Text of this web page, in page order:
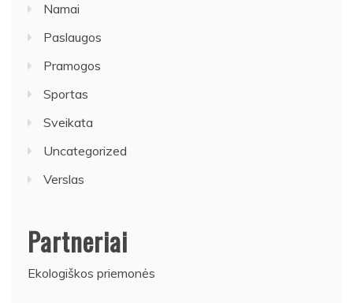
Namai
Paslaugos
Pramogos
Sportas
Sveikata
Uncategorized
Verslas
Partneriai
Ekologiškos priemonės